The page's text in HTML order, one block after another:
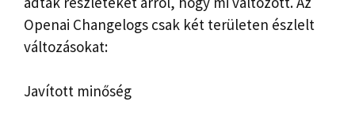
Openai Changelogs csak két területen észlelt
változásokat:
Javított minőség